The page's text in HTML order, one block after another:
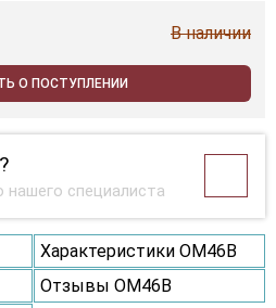
В наличии
О ПОСТУПЛЕНИИ
нашего специалиста
Характеристики OM46B
Отзывы OM46B